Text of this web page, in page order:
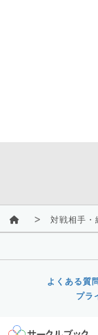
対戦相手・
よくある質
プラ